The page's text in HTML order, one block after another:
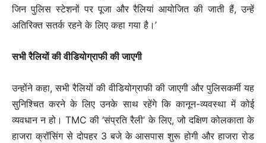
जिन पुलिस स्टेशनों पर पूजा और रैलियां आयोजित की जाती हैं, उन्हें
अतिरिक्त सतर्क रहने के लिए कहा गया है।’
सभी रैलियों की वीडियोग्राफी की जाएगी
उन्होंने कहा, सभी रैलियों की वीडियोग्राफी की जाएगी और पुलिसकर्मी यह
सुनिश्चित करने के लिए उनके साथ रहेंगे कि कानून-व्यवस्था में कोई
व्यवधान न हो। TMC की ‘संप्रति रैली’ के लिए, जो दक्षिण कोलकाता के
हाजरा क्रॉसिंग से दोपहर 3 बजे के आसपास शुरू होगी और हाजरा रोड